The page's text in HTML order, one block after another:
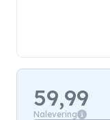
59,99
Nalevering